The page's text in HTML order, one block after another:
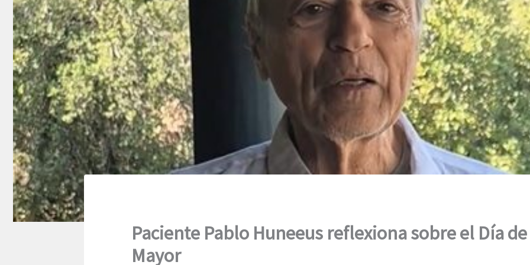
Paciente Pablo Huneeus reflexiona sobre el Día
Mayor